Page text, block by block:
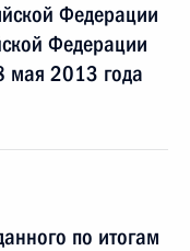
Федерации
Федерации
мая 2013 года
по итогам